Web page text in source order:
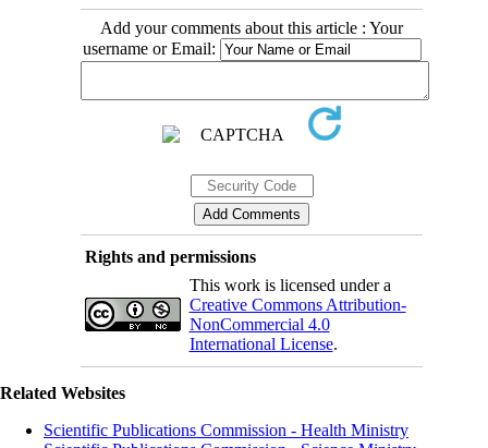
Add your comments about this article : Your
username or Email:
Rights and permissions
This work is licensed under a
Creative Commons Attribution-
NonCommercial 4.0
International License.
Related Websites
Scientific Publications Commission - Health Ministry